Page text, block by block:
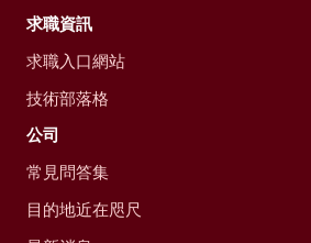
求職資訊
求職入口網站
技術部落格
公司
常見問答集
目的地近在咫尺